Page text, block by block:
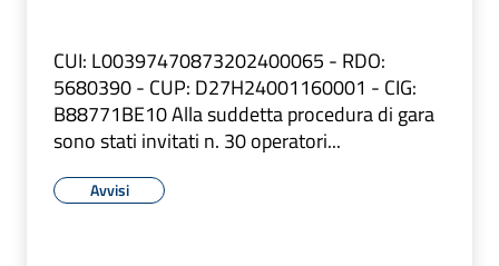
CUI: L00397470873202400065 - RDO:
5680390 - CUP: D27H24001160001 - CIG:
B88771BE10 Alla suddetta procedura di gara
sono stati invitati n. 30 operatori...
Avvisi